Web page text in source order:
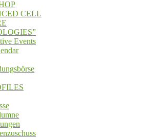
CELL
Events